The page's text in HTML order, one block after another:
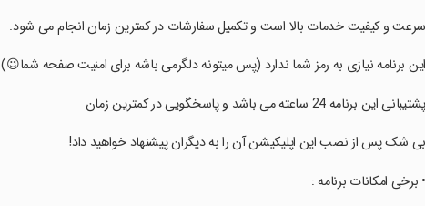
‏‏‏‏‏‏‏‏سرعت و کیفیت خدمات بالا است و تکمیل سفارشات در کمترین زمان انجام می شود.
‏‏‏‏‏‏‏‏این برنامه نیازی به رمز شما ندارد (پس میتونه دلگرمی باشه برای امنیت صفحه شما😉)
‏‏‏‏‏‏‏‏پشتیبانی این برنامه 24 ساعته می باشد و پاسخگویی در کمترین زمان
‏‏‏‏‏‏‏‏بی شک پس از نصب این اپلیکیشن آن را به دیگران پیشنهاد خواهید داد!
‏‏‏‏‏‏‏‏• برخی امکانات برنامه :